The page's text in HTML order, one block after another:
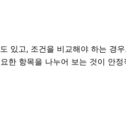
있고, 조건을 비교해야 하는 경
한 항목을 나누어 보는 것이 안정